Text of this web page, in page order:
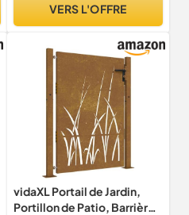
Idéal pour Ranger Les Outils
VERS L'OFFRE
vidaXL Portail de Jardin,
Portillon de Patio, Barrière